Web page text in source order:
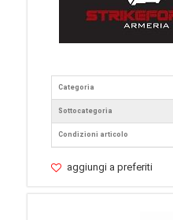
Categoria
Sottocategoria
Condizioni articolo
aggiungi a preferiti